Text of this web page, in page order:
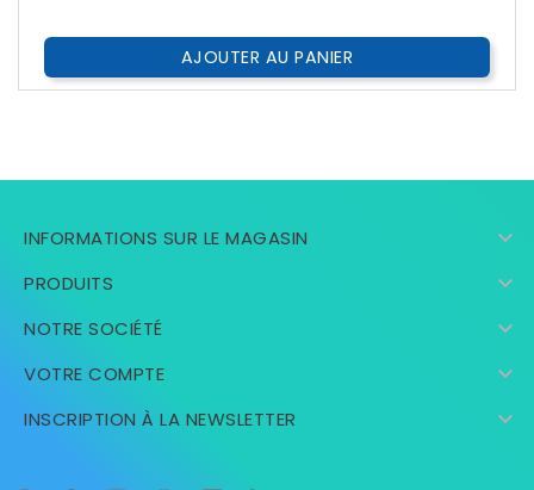
AJOUTER AU PANIER
INFORMATIONS SUR LE MAGASIN 
PRODUITS 
NOTRE SOCIÉTÉ 
VOTRE COMPTE 
INSCRIPTION À LA NEWSLETTER 